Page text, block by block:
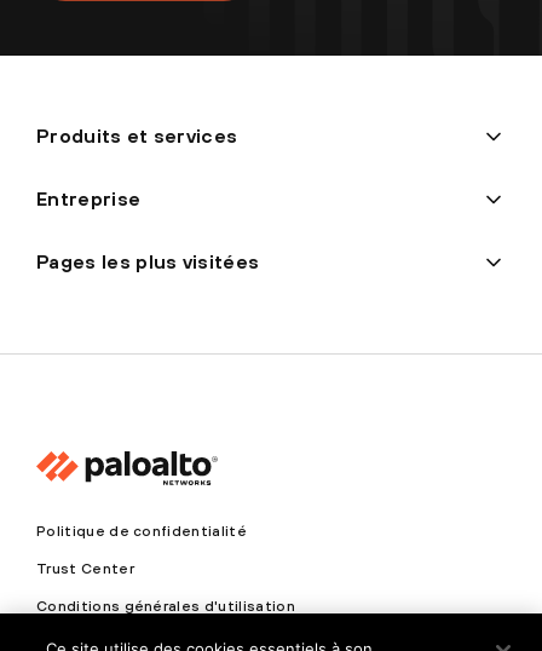
Produits et services
Entreprise
Pages les plus visitées
Politique de confidentialité
Trust Center
Conditions générales d'utilisation
Documents